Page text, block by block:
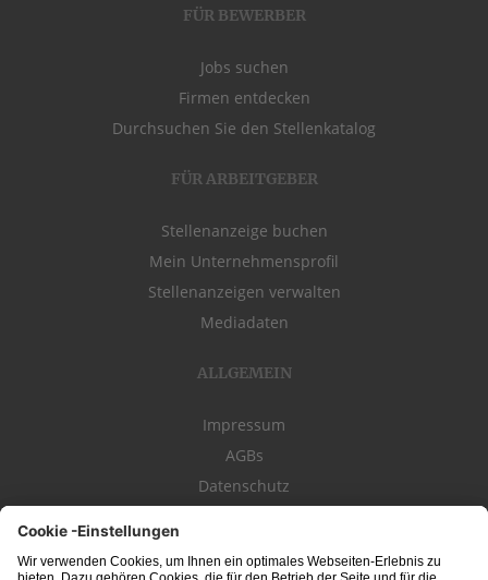
FÜR BEWERBER
Jobs suchen
Firmen entdecken
Durchsuchen Sie den Stellenkatalog
FÜR ARBEITGEBER
Stellenanzeige buchen
Mein Unternehmensprofil
Stellenanzeigen verwalten
Mediadaten
ALLGEMEIN
Impressum
AGBs
Datenschutz